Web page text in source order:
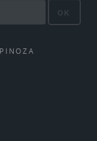
OK